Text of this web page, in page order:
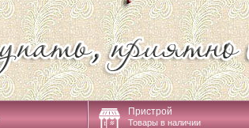
Пристрой
Товары в наличии